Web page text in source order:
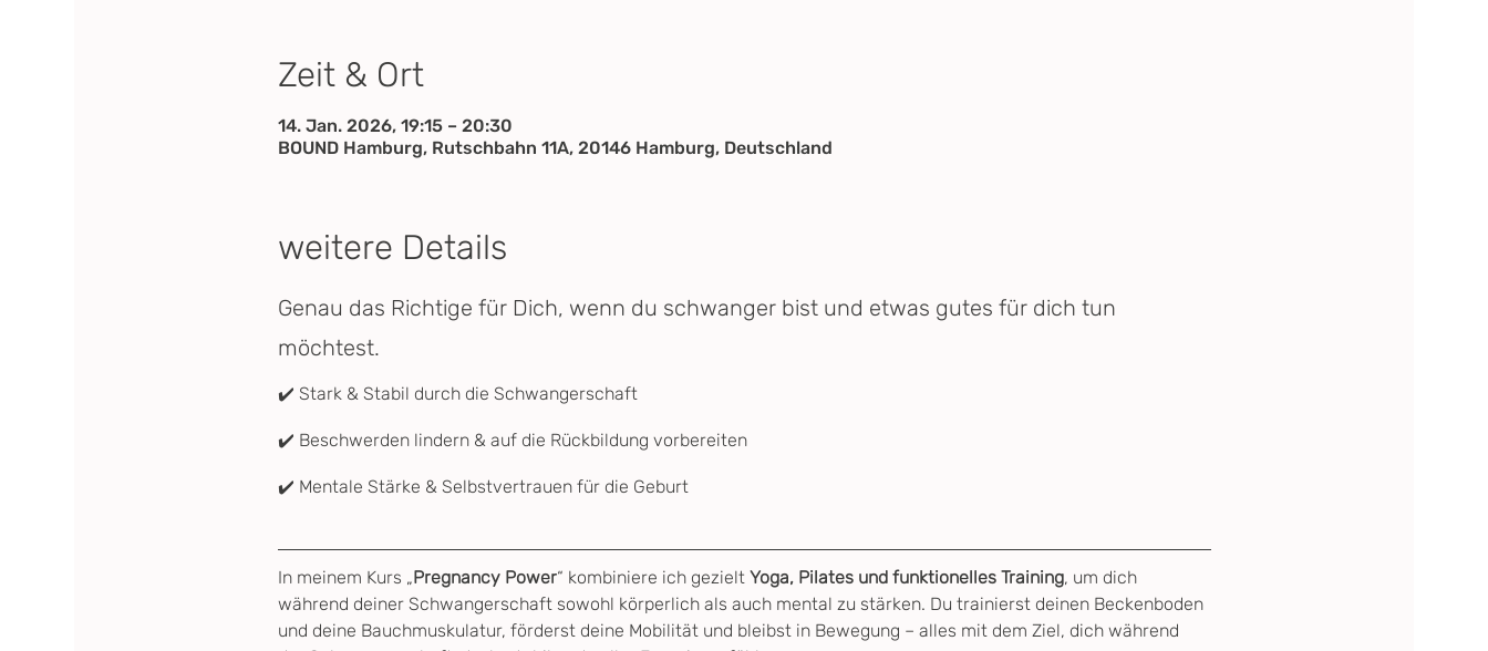
Zeit & Ort
14. Jan. 2026, 19:15 – 20:30
BOUND Hamburg, Rutschbahn 11A, 20146 Hamburg, Deutschland
weitere Details
Genau das Richtige für Dich, wenn du schwanger bist und etwas gutes für dich tun
möchtest.
✔️ Stark & Stabil durch die Schwangerschaft
✔️ Beschwerden lindern & auf die Rückbildung vorbereiten
✔️ Mentale Stärke & Selbstvertrauen für die Geburt
In meinem Kurs „Pregnancy Power“ kombiniere ich gezielt Yoga, Pilates und funktionelles Training, um dich
während deiner Schwangerschaft sowohl körperlich als auch mental zu stärken. Du trainierst deinen Beckenboden
und deine Bauchmuskulatur, förderst deine Mobilität und bleibst in Bewegung – alles mit dem Ziel, dich während